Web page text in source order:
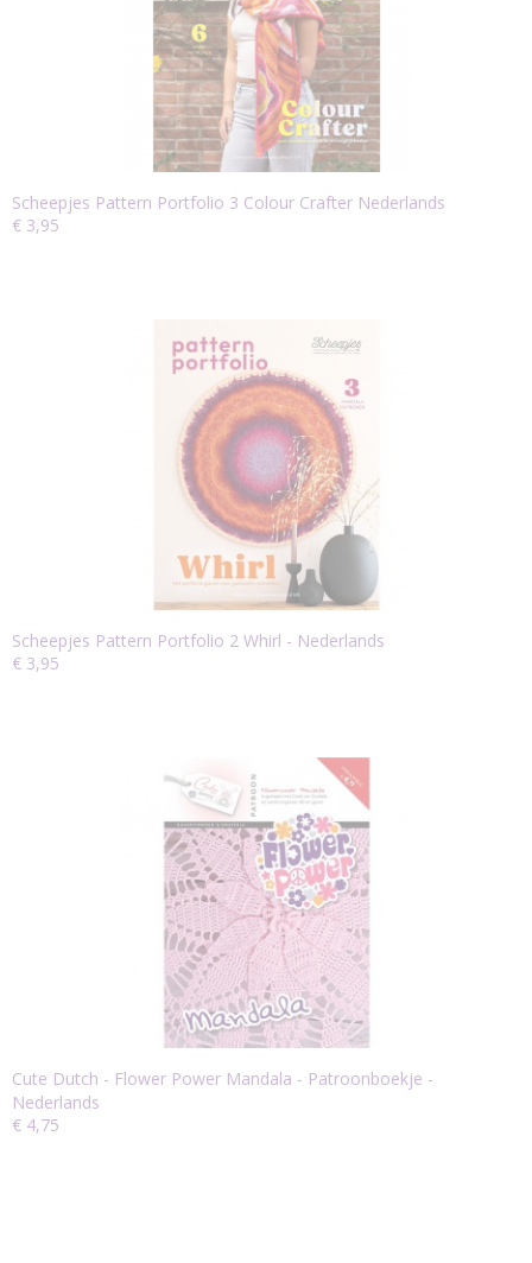
Scheepjes Pattern Portfolio 3 Colour Crafter Nederlands
€ 3,95
Scheepjes Pattern Portfolio 2 Whirl - Nederlands
€ 3,95
Cute Dutch - Flower Power Mandala - Patroonboekje -
Nederlands
€ 4,75